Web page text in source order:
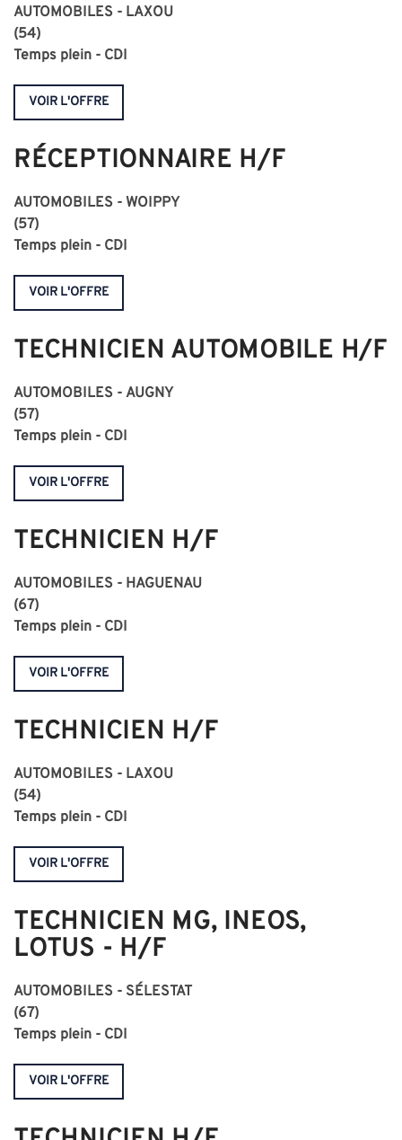
AUTOMOBILES - LAXOU
(54)
Temps plein - CDI
VOIR L'OFFRE
RÉCEPTIONNAIRE H/F
AUTOMOBILES - WOIPPY
(57)
Temps plein - CDI
VOIR L'OFFRE
TECHNICIEN AUTOMOBILE H/F
AUTOMOBILES - AUGNY
(57)
Temps plein - CDI
VOIR L'OFFRE
TECHNICIEN H/F
AUTOMOBILES - HAGUENAU
(67)
Temps plein - CDI
VOIR L'OFFRE
TECHNICIEN H/F
AUTOMOBILES - LAXOU
(54)
Temps plein - CDI
VOIR L'OFFRE
TECHNICIEN MG, INEOS,
LOTUS - H/F
AUTOMOBILES - SÉLESTAT
(67)
Temps plein - CDI
VOIR L'OFFRE